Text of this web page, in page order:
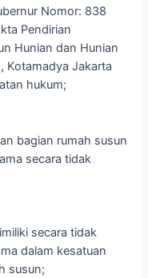
Nomor: 838
Pendirian
Hunian dan Hunian
Kotamadya Jakarta
hukum;
bagian rumah susun
secara tidak
secara tidak
dalam kesatuan
susun;